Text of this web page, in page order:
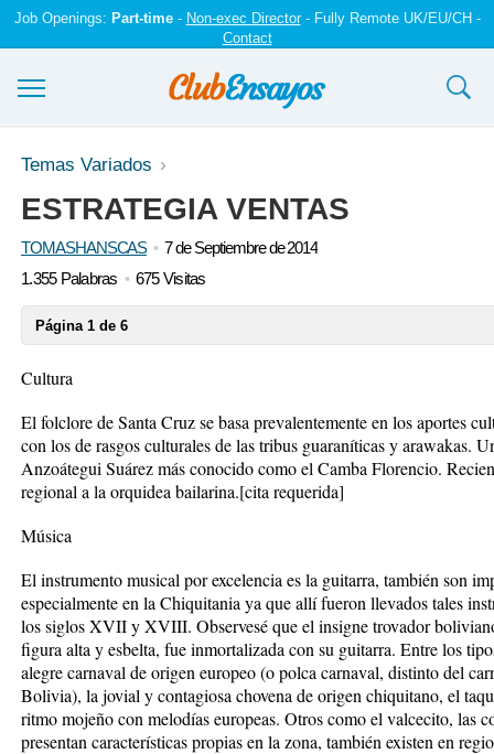
Job Openings: Part-time- Non-exec Director- Fully Remote UK/EU/CH -
Contact
Ensayos y trabajos
Registrarse
Iniciar sesión
Temas Variados
ESTRATEGIA VENTAS
TOMASHANSCAS
7 de Septiembre de 2014
1.355 Palabras
675 Visitas
Página 1 de 6
Cultura
El folclore de Santa Cruz se basa prevalentemente en los aportes
con los de rasgos culturales de las tribus guaraníticas y arawakas.
Anzoátegui Suárez más conocido como el Camba Florencio.
regional a la orquidea bailarina.[cita requerida]
Música
El instrumento musical por excelencia es la guitarra, también son
especialmente en la Chiquitania ya que allí fueron llevados tales
los siglos XVII y XVIII. Observesé que el insigne trovador
figura alta y esbelta, fue inmortalizada con su guitarra. Entre los
alegre carnaval de origen europeo (o polca carnaval, distinto del
Bolivia), la jovial y contagiosa chovena de origen chiquitano, el
ritmo mojeño con melodías europeas. Otros como el valcecito, las
presentan características propias en la zona, también existen en